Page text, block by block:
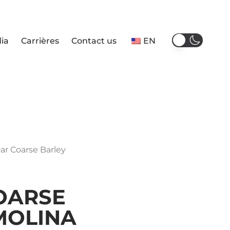
Carrières Contact us EN
Coarse Barley